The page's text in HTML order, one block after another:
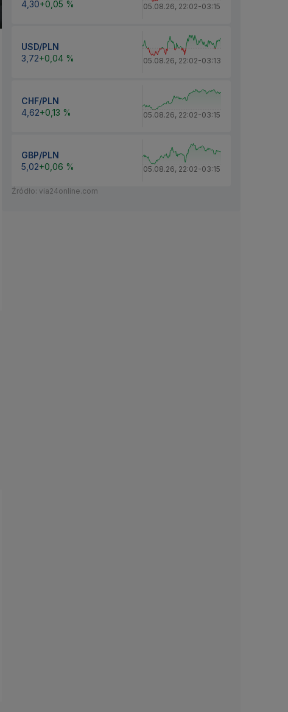
4,30+0,05 % 05.08.26, 22:02-03:15
USD/PLN
3,72+0,04 % 05.08.26, 22:02-03:13
CHF/PLN
4,62+0,13 % 05.08.26, 22:02-03:15
GBP/PLN
5,02+0,06 % 05.08.26, 22:02-03:15
Źródło: via24online.com